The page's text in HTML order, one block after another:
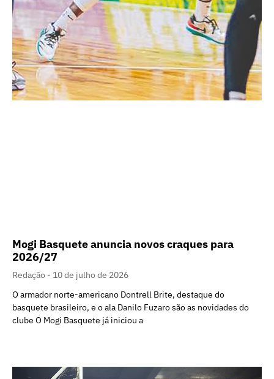
Mogi Basquete anuncia novos craques para
2026/27
Redação
10 de julho de 2026
O armador norte-americano Dontrell Brite, destaque do
basquete brasileiro, e o ala Danilo Fuzaro são as novidades do
clube O Mogi Basquete já iniciou a